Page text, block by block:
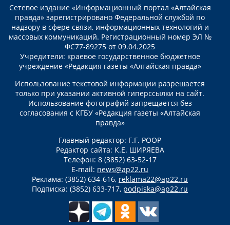
Сетевое издание «Информационный портал «Алтайская
правда» зарегистрировано Федеральной службой по
надзору в сфере связи, информационных технологий и
массовых коммуникаций. Регистрационный номер ЭЛ №
ФС77-89275 от 09.04.2025
Учредители: краевое государственное бюджетное
учреждение «Редакция газеты «Алтайская правда»
Использование текстовой информации разрешается
только при указании активной гиперссылки на сайт.
Использование фотографий запрещается без
согласования с КГБУ «Редакция газеты «Алтайская
правда»
Главный редактор: Г.Г. РООР
Редактор сайта: К.Е. ШИРЯЕВА
Телефон: 8 (3852) 63-52-17
E-mail: news@ap22.ru
Реклама: (3852) 634-616, reklama22@ap22.ru
Подписка: (3852) 633-717, podpiska@ap22.ru